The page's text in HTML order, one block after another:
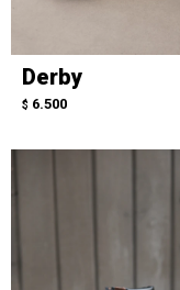
Derby
$ 6.500